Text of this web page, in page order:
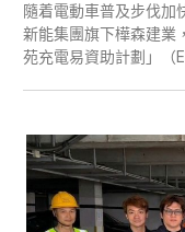
隨着電動車普及步伐加
新能集團旗下樺森建業
苑充電易資助計劃」（